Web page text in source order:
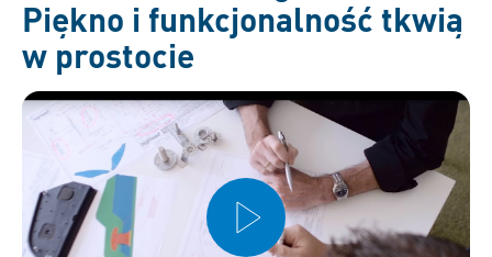
Piękno i funkcjonalność tkwią
w prostocie